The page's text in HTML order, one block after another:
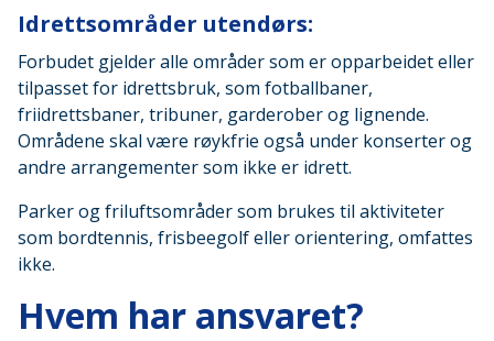
Idrettsområder utendørs:
Forbudet gjelder alle områder som er opparbeidet eller
tilpasset for idrettsbruk, som fotballbaner,
friidrettsbaner, tribuner, garderober og lignende.
Områdene skal være røykfrie også under konserter og
andre arrangementer som ikke er idrett.
Parker og friluftsområder som brukes til aktiviteter
som bordtennis, frisbeegolf eller orientering, omfattes
ikke.
Hvem har ansvaret?